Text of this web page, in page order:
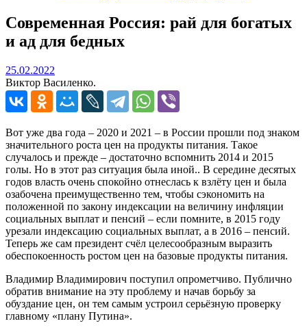
Современная Россия: рай для богатых
и ад для бедных
25.02.2022
Виктор Василенко.
Вот уже два года – 2020 и 2021 – в России прошли под знаком
значительного роста цен на продукты питания. Такое
случалось и прежде – достаточно вспомнить 2014 и 2015
голы. Но в этот раз ситуация была иной.. В середине десятых
годов власть очень спокойно отнеслась к взлёту цен и была
озабочена преимущественно тем, чтобы сэкономить на
положенной по закону индексации на величину инфляции
социальных выплат и пенсий – если помните, в 2015 году
урезали индексацию социальных выплат, а в 2016 – пенсий.
Теперь же сам президент счёл целесообразным выразить
обеспокоенность ростом цен на базовые продукты питания.
Владимир Владимирович поступил опрометчиво. Публично
обратив внимание на эту проблему и начав борьбу за
обуздание цен, он тем самым устроил серьёзную проверку
главному «плану Путина».